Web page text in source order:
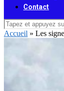
Contact
Accueil » Les